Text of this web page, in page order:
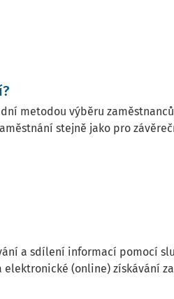
metodou výběru
stejně jako pro
a sdílení informací pomocí
(online) získávání